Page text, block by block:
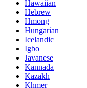
Hawaiian
Hebrew
Hmong
Hungarian
Icelandic
Igbo
Javanese
Kannada
Kazakh
Khmer